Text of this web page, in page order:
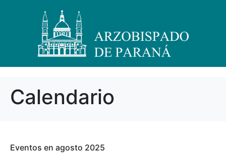
Calendario
Eventos en agosto 2025